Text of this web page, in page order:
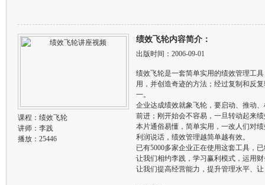
课程： 绩效飞轮
讲师： 李践
播放：25446
绩效飞轮内容简介：
出版时间：2006-09-01
绩效飞轮是一套简单实用的绩效管理工
用，并创造奇迹的方法；经过复制和反
一。
企业达成绩效就象飞轮，要启动、推动
前进；刚开始会不容易，一旦转动起来
本片通俗易懂，简单实用，一改人们对
利润说话，绩效管理越简单越有效。
已有5000多家企业正在使用这套工具，
让我们相约李践，学习赢利模式，运用
让我们提高经营能力，提升管理水平、